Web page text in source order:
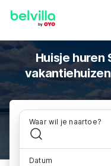
Huisje
Waar wil je naartoe?
Datum